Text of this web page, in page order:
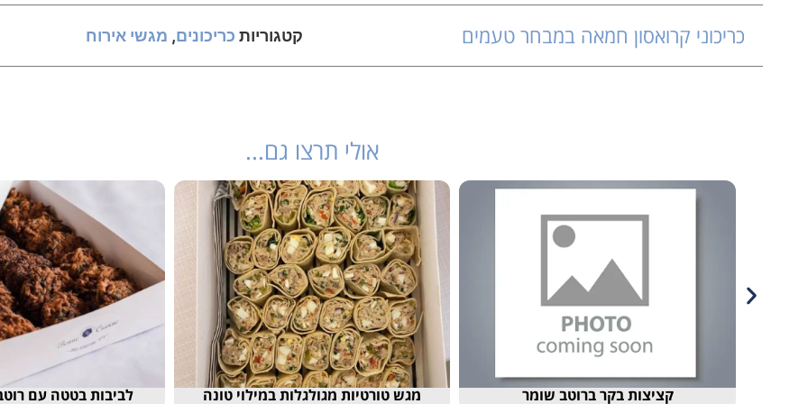
כריכוני קרואסון חמאה במבחר טעמים קטגוריות כריכונים, מגשי אירוח
אולי תרצו גם...
קציצות בקר ברוטב שומר מגש טורטיות מגולגלות במילוי טונה לביבות בטטה עם רוטב קוקטיל בצד